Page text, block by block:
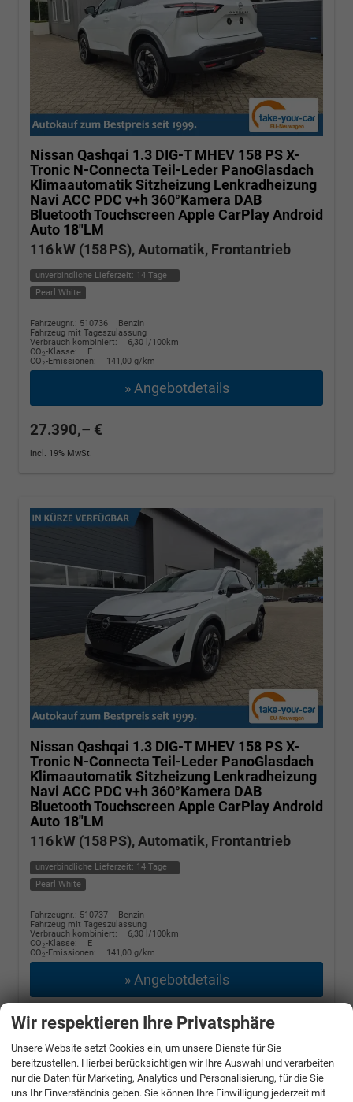
Nissan Qashqai 1.3 DIG-T MHEV 158 PS X-
Tronic N-Connecta Teil-Leder PanoGlasdach
Klimaautomatik Sitzheizung Lenkradheizung
Navi ACC PDC v+h 360°Kamera DAB
Bluetooth Touchscreen Apple CarPlay Android
Auto 18"LM
116 kW (158 PS), Automatik, Frontantrieb
unverbindliche Lieferzeit: 14 Tage
Pearl White
Fahrzeugnr.: 510736
Benzin
Fahrzeug mit Tageszulassung
Verbrauch kombiniert:
6,30 l/100km
CO2-Klasse:
E
CO2-Emissionen: 141,00 g/km
» Angebotdetails
27.390,– €
incl. 19% MwSt.
Nissan Qashqai 1.3 DIG-T MHEV 158 PS X-
Tronic N-Connecta Teil-Leder PanoGlasdach
Klimaautomatik Sitzheizung Lenkradheizung
Navi ACC PDC v+h 360°Kamera DAB
Bluetooth Touchscreen Apple CarPlay Android
Auto 18"LM
116 kW (158 PS), Automatik, Frontantrieb
unverbindliche Lieferzeit: 14 Tage
Pearl White
Fahrzeugnr.: 510737
Benzin
Fahrzeug mit Tageszulassung
Verbrauch kombiniert:
6,30 l/100km
CO2-Klasse:
E
CO2-Emissionen: 141,00 g/km
» Angebotdetails
27.390,– €
incl. 19% MwSt.
Wir respektieren Ihre Privatsphäre
Unsere Website setzt Cookies ein, um unsere Dienste für Sie
bereitzustellen. Hierbei berücksichtigen wir Ihre Auswahl und verarbeiten
nur die Daten für Marketing, Analytics und Personalisierung, für die Sie
uns Ihr Einverständnis geben. Sie können Ihre Einwilligung jederzeit mit